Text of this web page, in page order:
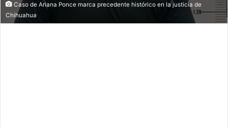
Caso de Ariana Ponce marca precedente histórico en la justicia de
Chihuahua